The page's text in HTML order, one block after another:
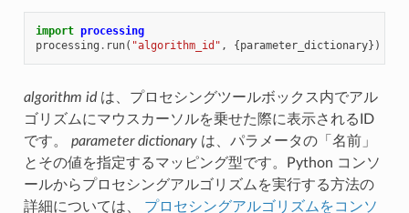
import processing
processing . run( "algorithm_id" , {parameter_dictionary})
algorithm idは、プロセシングツールボックス内でアル
ゴリズムにマウスカーソルを乗せた際に表示されるID
です。 parameter dictionaryは、パラメータの「名前」
とその値を指定するマッピング型です。Python コンソ
ールからプロセシングアルゴリズムを実行する方法の
詳細については、 プロセシングアルゴリズムをコンソ